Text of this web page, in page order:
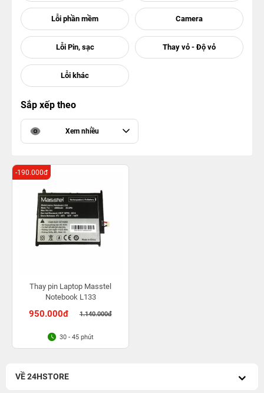
Sắp xếp theo
Xem nhiều
Thay pin Laptop Masstel
Notebook L133
950.000đ 1.140.000đ
-190.000đ
30 - 45 phút
VỀ 24HSTORE